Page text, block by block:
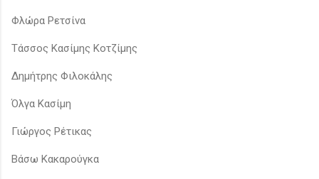
Φλώρα Ρετσίνα
Τάσσος Κασίμης Κοτζίμης
Δημήτρης Φιλοκάλης
Όλγα Κασίμη
Γιώργος Ρέτικας
Βάσω Κακαρούγκα